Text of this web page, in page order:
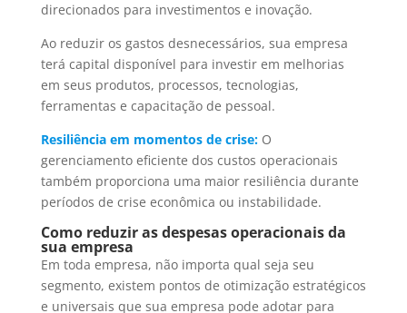
direcionados para investimentos e inovação.
Ao reduzir os gastos desnecessários, sua empresa
terá capital disponível para investir em melhorias
em seus produtos, processos, tecnologias,
ferramentas e capacitação de pessoal.
Resiliência em momentos de crise:O
gerenciamento eficiente dos custos operacionais
também proporciona uma maior resiliência durante
períodos de crise econômica ou instabilidade.
Como reduzir as despesas operacionais da
sua empresa
Em toda empresa, não importa qual seja seu
segmento, existem pontos de otimização estratégicos
e universais que sua empresa pode adotar para